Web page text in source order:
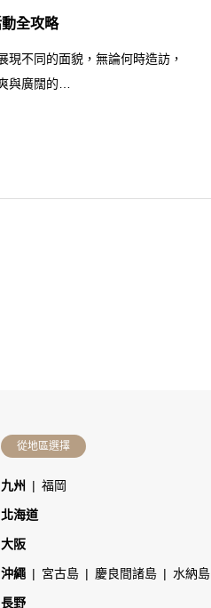
全攻略
現不同的面貌，無論何時造訪，
與廣闊的…
從地區選擇
九州 福岡
北海道
大阪
沖繩 宮古島 慶良間諸島 水納島
長野